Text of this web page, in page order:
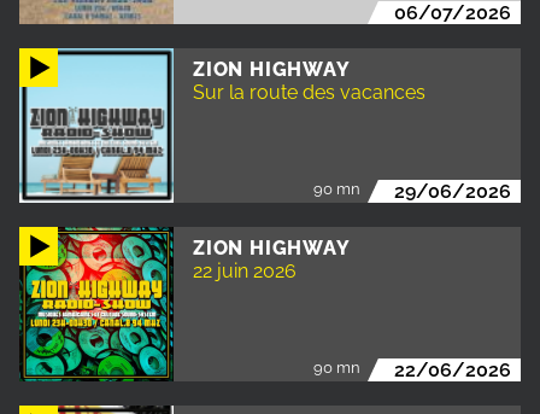
06/07/2026
ZION HIGHWAY
Sur la route des vacances
90 mn 29/06/2026
ZION HIGHWAY
22 juin 2026
90 mn 22/06/2026